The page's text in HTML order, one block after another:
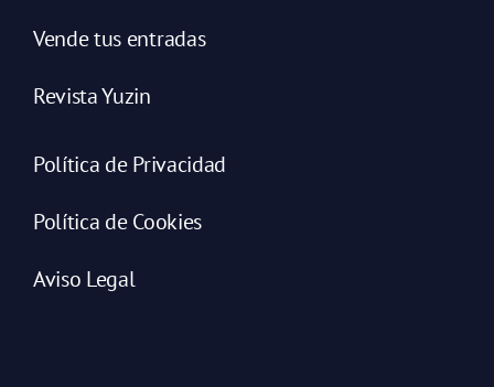
Vende tus entradas
Revista Yuzin
Política de Privacidad
Política de Cookies
Aviso Legal